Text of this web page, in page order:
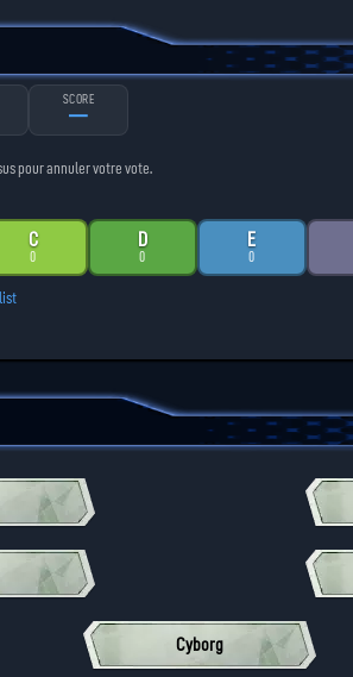
SCORE
—
pour annuler votre vote.
C
0
D
0
E
0
Cyborg